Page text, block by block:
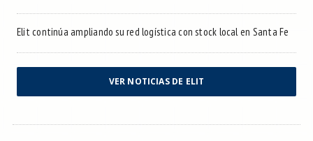
Elit continúa ampliando su red logística con stock local en Santa Fe
VER NOTICIAS DE ELIT